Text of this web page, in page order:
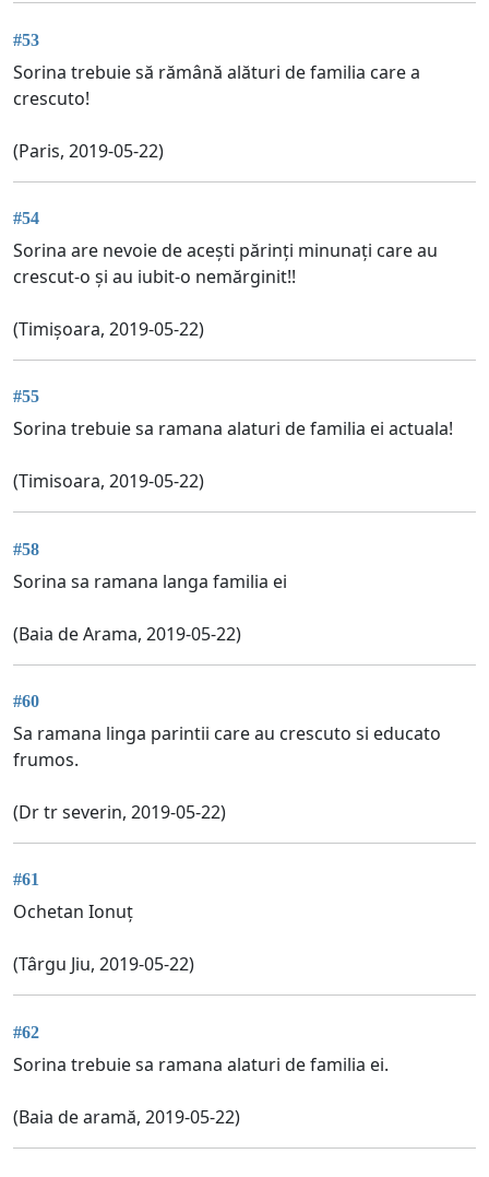
#53
Sorina trebuie să rămână alături de familia care a
crescuto!
(Paris, 2019-05-22)
#54
Sorina are nevoie de acești părinți minunați care au
crescut-o și au iubit-o nemărginit!!
(Timișoara, 2019-05-22)
#55
Sorina trebuie sa ramana alaturi de familia ei actuala!
(Timisoara, 2019-05-22)
#58
Sorina sa ramana langa familia ei
(Baia de Arama, 2019-05-22)
#60
Sa ramana linga parintii care au crescuto si educato
frumos.
(Dr tr severin, 2019-05-22)
#61
Ochetan Ionuț
(Târgu Jiu, 2019-05-22)
#62
Sorina trebuie sa ramana alaturi de familia ei.
(Baia de aramă, 2019-05-22)